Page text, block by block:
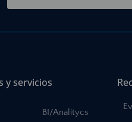
y servicios
BI/Analitycs